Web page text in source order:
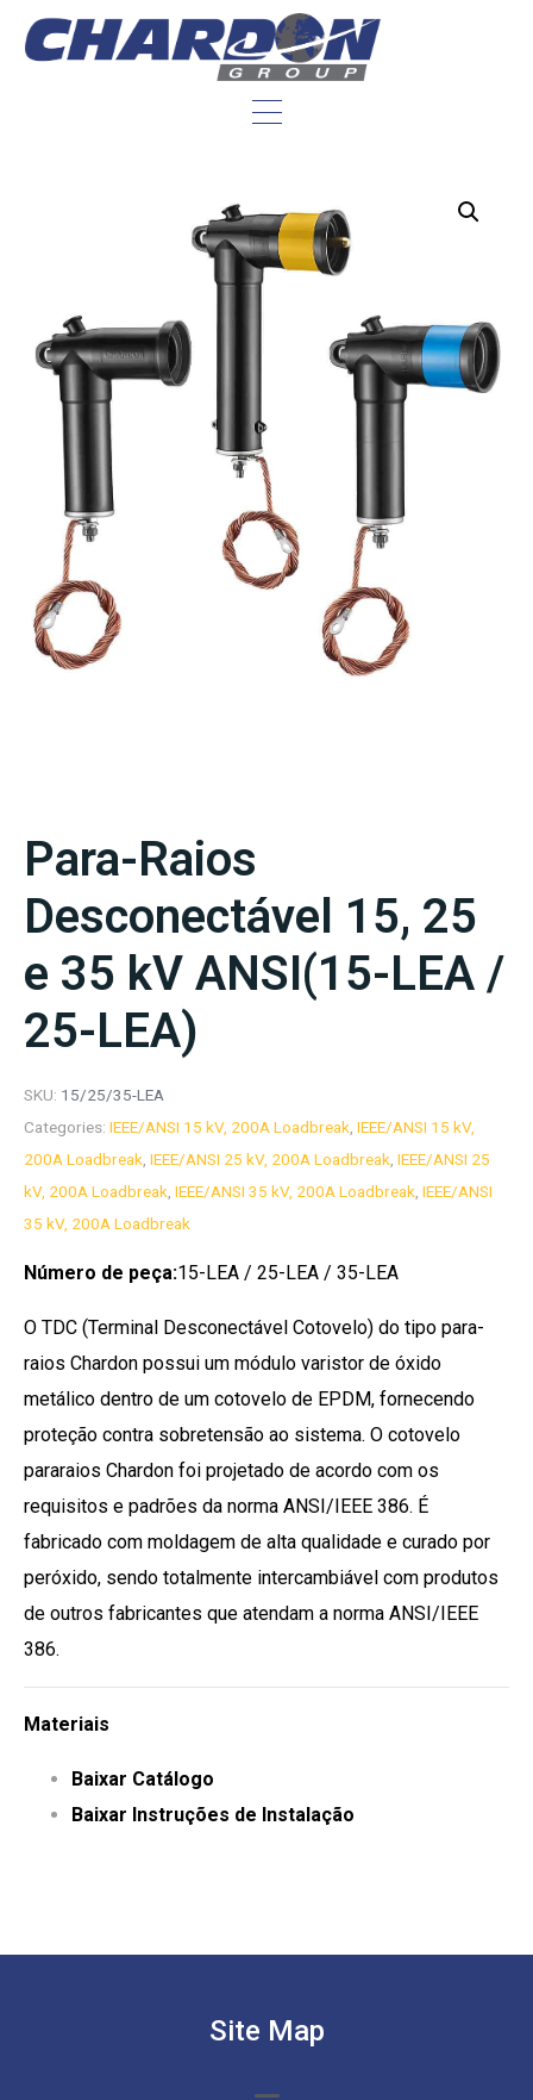
Para-Raios
Desconectável 15, 25
e 35 kV ANSI(15-LEA /
25-LEA)
SKU: 15/25/35-LEA
Categories: IEEE/ANSI 15 kV, 200A Loadbreak IEEE/ANSI 15 kV,
200A Loadbreak IEEE/ANSI 25 kV, 200A Loadbreak IEEE/ANSI 25
kV, 200A Loadbreak IEEE/ANSI 35 kV, 200A Loadbreak IEEE/ANSI
35 kV, 200A Loadbreak
Número de peça:15-LEA / 25-LEA / 35-LEA
O TDC (Terminal Desconectável Cotovelo) do tipo para-
raios Chardon possui um módulo varistor de óxido
metálico dentro de um cotovelo de EPDM, fornecendo
proteção contra sobretensão ao sistema. O cotovelo
pararaios Chardon foi projetado de acordo com os
requisitos e padrões da norma ANSI/IEEE 386. É
fabricado com moldagem de alta qualidade e curado por
peróxido, sendo totalmente intercambiável com produtos
de outros fabricantes que atendam a norma ANSI/IEEE
386.
Materiais
Baixar Catálogo
Baixar Instruções de Instalação
Site Map